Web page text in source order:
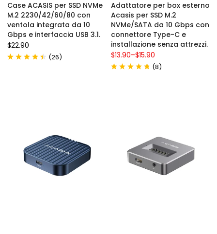
Case ACASIS per SSD NVMe
M.2 2230/42/60/80 con
ventola integrata da 10
Gbps e interfaccia USB 3.1.
$22.90
(26)
Adattatore per box esterno
Acasis per SSD M.2
NVMe/SATA da 10 Gbps con
connettore Type-C e
installazione senza attrezzi.
$13.90–$15.90
(8)